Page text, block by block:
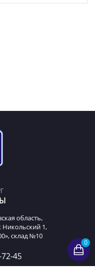
0
область,
Никольский 1,
склад №10
45